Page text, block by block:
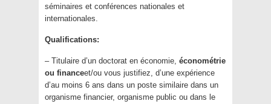
séminaires et conférences nationales et
internationales.
Qualifications:
– Titulaire d’un doctorat en économie, économétrie
ou financeet/ou vous justifiez, d’une expérience
d’au moins 6 ans dans un poste similaire dans un
organisme financier, organisme public ou dans le